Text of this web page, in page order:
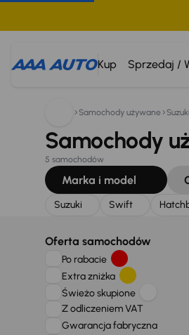
Kup Sprzedaj /
Szukam:
Samochody używane Suzuki
Samochody
5 samochodów
Marka i model
Suzuki Swift
Oferta samochodów
Po rabacie
Extra zniżka
Świeżo skupione
Z odliczeniem VAT
Gwarancja fabryczna